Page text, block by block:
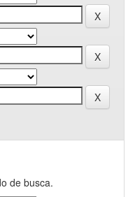
de busca.